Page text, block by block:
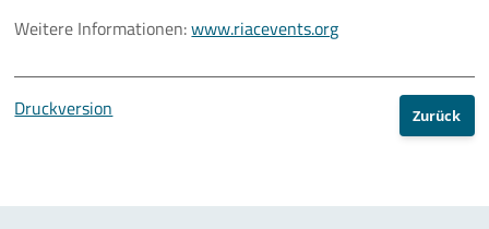
Weitere Informationen:www.riacevents.org
Druckversion Zurück